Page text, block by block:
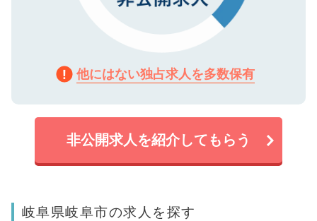
他にはない独占求人を多数保有
非公開求人を紹介してもらう
岐阜県岐阜市の求人を探す